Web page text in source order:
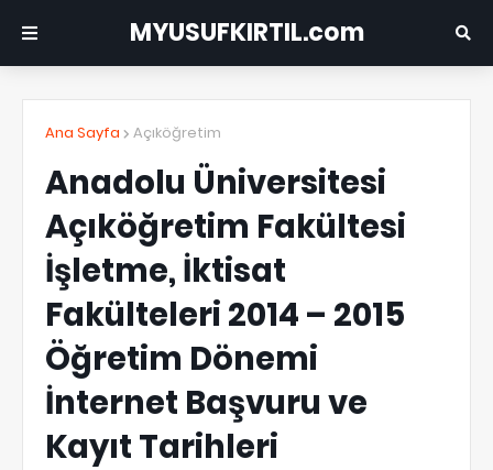
MYUSUFKIRTIL.com
Ana Sayfa Açıköğretim
Anadolu Üniversitesi
Açıköğretim Fakültesi
İşletme, İktisat
Fakülteleri 2014 – 2015
Öğretim Dönemi
İnternet Başvuru ve
Kayıt Tarihleri